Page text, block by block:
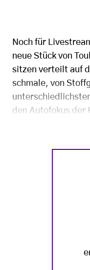
Noch für
neue Stück von
sitzen verteilt auf
schmale, von
den Autofokus der